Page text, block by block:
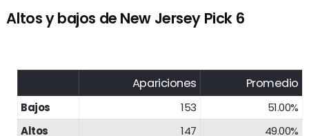
Altos y bajos de New Jersey Pick 6
Apariciones Promedio
Bajos 153
51.00%
Altos
147 49.00%